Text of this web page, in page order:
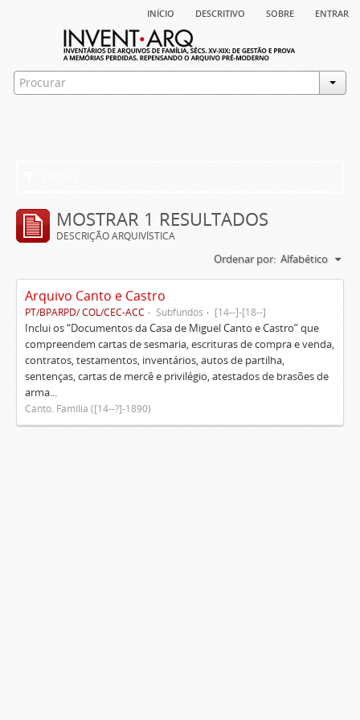
início descritivo sobre entrar
MOSTRAR 1 RESULTADOS
DESCRIÇÃO ARQUIVÍSTICA
Ordenar por: Alfabético
Arquivo Canto e Castro
PT/BPARPD/ COL/CEC-ACC Subfundos [14--]-[18--]
Inclui os “Documentos da Casa de Miguel Canto e Castro” que
compreendem cartas de sesmaria, escrituras de compra e venda,
contratos, testamentos, inventários, autos de partilha,
sentenças, cartas de mercê e privilégio, atestados de brasões de
arma...
Canto. Família ([14--?]-1890)